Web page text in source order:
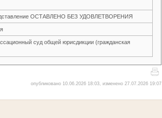
ОСТАВЛЕНО БЕЗ УДОВЛЕТВОРЕНИЯ
суд общей юрисдикции (гражданская
опубликовано 10.06.2026 18:03, изменено 27.07.2026 19:07